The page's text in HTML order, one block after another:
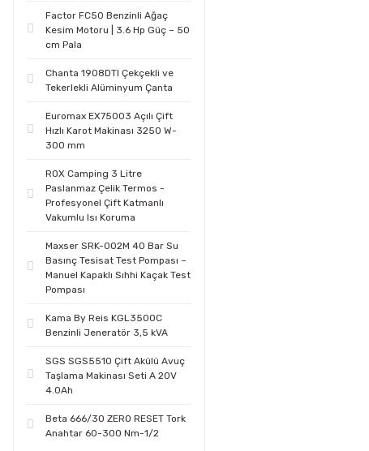
Factor FC50 Benzinli Ağaç
Kesim Motoru | 3.6 Hp Güç – 50
cm Pala
Chanta 1908DTI Çekçekli ve
Tekerlekli Alüminyum Çanta
Euromax EX75003 Açılı Çift
Hızlı Karot Makinası 3250 W-
300 mm
ROX Camping 3 Litre
Paslanmaz Çelik Termos -
Profesyonel Çift Katmanlı
Vakumlu Isı Koruma
Maxser SRK-002M 40 Bar Su
Basınç Tesisat Test Pompası –
Manuel Kapaklı Sıhhi Kaçak Test
Pompası
Kama By Reis KGL3500C
Benzinli Jeneratör 3,5 kVA
SGS SGS5510 Çift Akülü Avuç
Taşlama Makinası Seti A 20V
4.0Ah
Beta 666/30 ZERO RESET Tork
Anahtar 60-300 Nm-1/2